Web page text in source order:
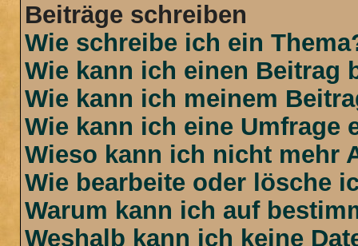
Beiträge schreiben
Wie schreibe ich ein
Wie kann ich einen Beitrag
Wie kann ich meinem
Wie kann ich eine Umfrage
Wieso kann ich nicht mehr
Wie bearbeite oder lösche
Warum kann ich auf
Weshalb kann ich keine